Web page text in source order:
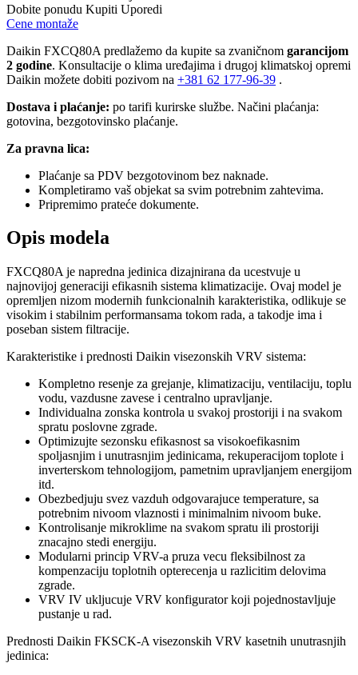
Dobite ponudu Kupiti Uporedi
Cene montaže
Daikin FXCQ80A predlažemo da kupite sa zvaničnom garancijom
2 godine. Konsultacije o klima uređajima i drugoj klimatskoj opremi
Daikin možete dobiti pozivom na +381 62 177-96-39 .
Dostava i plaćanje: po tarifi kurirske službe. Načini plaćanja:
gotovina, bezgotovinsko plaćanje.
Za pravna lica:
Plaćanje sa PDV bezgotovinom bez naknade.
Kompletiramo vaš objekat sa svim potrebnim zahtevima.
Pripremimo prateće dokumente.
Opis modela
FXCQ80A je napredna jedinica dizajnirana da ucestvuje u
najnovijoj generaciji efikasnih sistema klimatizacije. Ovaj model je
opremljen nizom modernih funkcionalnih karakteristika, odlikuje se
visokim i stabilnim performansama tokom rada, a takodje ima i
poseban sistem filtracije.
Karakteristike i prednosti Daikin visezonskih VRV sistema:
Kompletno resenje za grejanje, klimatizaciju, ventilaciju, toplu
vodu, vazdusne zavese i centralno upravljanje.
Individualna zonska kontrola u svakoj prostoriji i na svakom
spratu poslovne zgrade.
Optimizujte sezonsku efikasnost sa visokoefikasnim
spoljasnjim i unutrasnjim jedinicama, rekuperacijom toplote i
inverterskom tehnologijom, pametnim upravljanjem energijom
itd.
Obezbedjuju svez vazduh odgovarajuce temperature, sa
potrebnim nivoom vlaznosti i minimalnim nivoom buke.
Kontrolisanje mikroklime na svakom spratu ili prostoriji
znacajno stedi energiju.
Modularni princip VRV-a pruza vecu fleksibilnost za
kompenzaciju toplotnih opterecenja u razlicitim delovima
zgrade.
VRV IV ukljucuje VRV konfigurator koji pojednostavljuje
pustanje u rad.
Prednosti Daikin FKSCK-A visezonskih VRV kasetnih unutrasnjih
jedinica: